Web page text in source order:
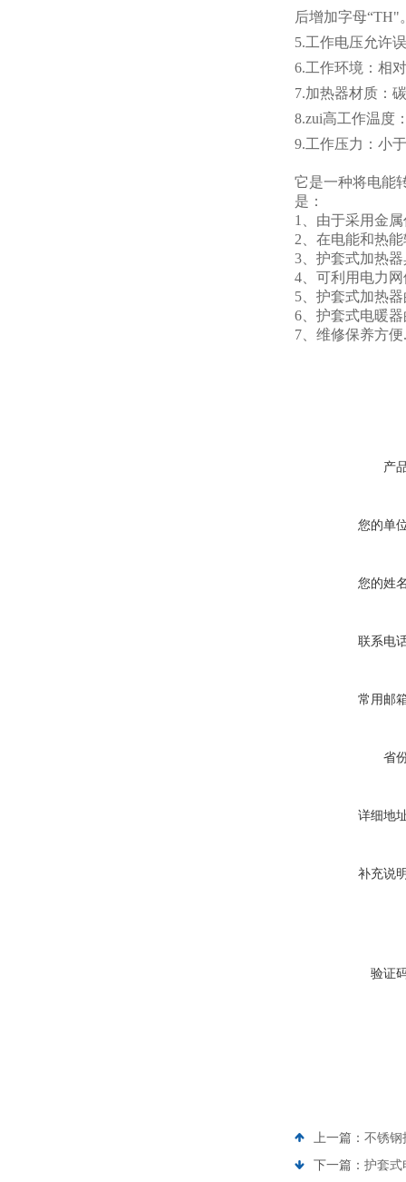
后增加字母“TH"
5.工作电压允许
6.工作环境：相
7.加热器材质：
8.zui高工作温度
9.工作压力：小
它是一种将电能
是：
1、由于采用金
2、在电能和热
3、护套式加热
4、可利用电力
5、护套式加热
6、护套式电暖
7、维修保养方便.
产
您的单
您的姓
联系电
常用邮
省
详细地
补充说
验证
上一篇： 不锈钢
下一篇： 护套式